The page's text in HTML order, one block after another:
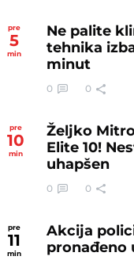
pre
5
min
Ne palite
tehnika
minut
0 0
pre
10
min
Željko
Elite 10!
uhapšen
0 0
pre
11
min
Akcija
pronađeno